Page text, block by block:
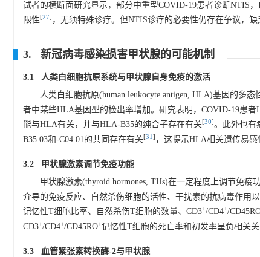
试者的横断面研究显示，部分中重型COVID-19患者诊断NTIS
限性[27] ，无须特殊诊疗。但NTIS诊疗的必要性仍存在争议，
3. 新冠病毒感染损害甲状腺的可能机制
3.1 人类白细胞抗原系统与甲状腺自身免疫的激活
人类白细胞抗原(human leukocyte antigen, HLA)基因的多
者中某些HLA基因型的检出率增加。研究表明，COVID-19患者
能与HLA有关，并与HLA-B35的纯合子存在有关[30]。此外也有
B35:03和-C04:01的共同存在有关[31 ] ，这提示HLA相关遗传易感
3.2 甲状腺激素调节免疫功能
甲状腺激素(thyroid hormones, THs)在一定程度上调节免疫
介导的免疫反应、自然杀伤细胞的活性、干扰素的抗病毒作用
记忆性T细胞比率、自然杀伤T细胞的数量、CD3+/CD4+/
CD3+/CD4+/CD45RO+记忆性T细胞的死亡率和初发率呈负相关
3.3 血管紧张素转换酶-2与甲状腺